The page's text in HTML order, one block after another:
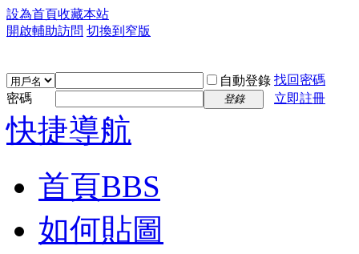
設為首頁收藏本站
開啟輔助訪問 切換到窄版
自動登錄 找回密碼
密碼
登錄 立即註冊
快捷導航
首頁BBS
如何貼圖